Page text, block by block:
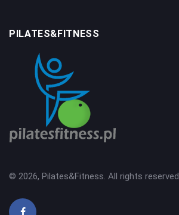
PILATES&FITNESS
© 2026, Pilates&Fitness. All rights reserved